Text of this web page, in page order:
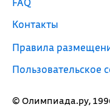
© Олимпиада.ру,
Контакты
Правила
Пользовательское